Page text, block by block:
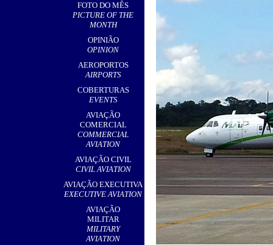
FOTO DO MÊS
PICTURE OF THE
MONTH
OPINIÃO
OPINION
AEROPORTOS
AIRPORTS
,
COBERTURAS
EVENTS
AVIAÇÃO
COMERCIAL
COMMERCIAL
AVIATION
AVIAÇÃO CIVIL
CIVIL AVIATION
AVIAÇÃO EXECUTIVA
EXECUTIVE AVIATION
AVIAÇÃO
MILITAR
MILITARY
AVIATION